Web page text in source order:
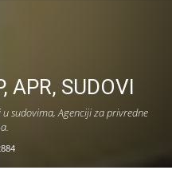
APR, SUDOVI
sudovima, Agenciji za privredne